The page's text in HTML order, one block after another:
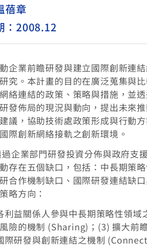
蓓章
：2008.12
企業前瞻研發與建立國際創新連
究。本計畫的目的在廣泛蒐集與
絡連結的政策、策略與措施，並
發佈局的現況與動向，提出未來
議，協助技術處政策形成與行動
際創新網絡接軌之創新環境。
企業部門研發投資分佈與政府支
存在五個缺口，包括：中長期策
合作機制缺口、國際研發連結缺
略方向：
利益關係人參與中長期策略性領
險的機制 (Sharing)；(3) 擴大前
際研發與創新連結之機制